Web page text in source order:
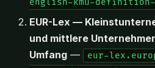
english-kmu-definition-
EUR-Lex —
und mittlere
Umfang —
eur-